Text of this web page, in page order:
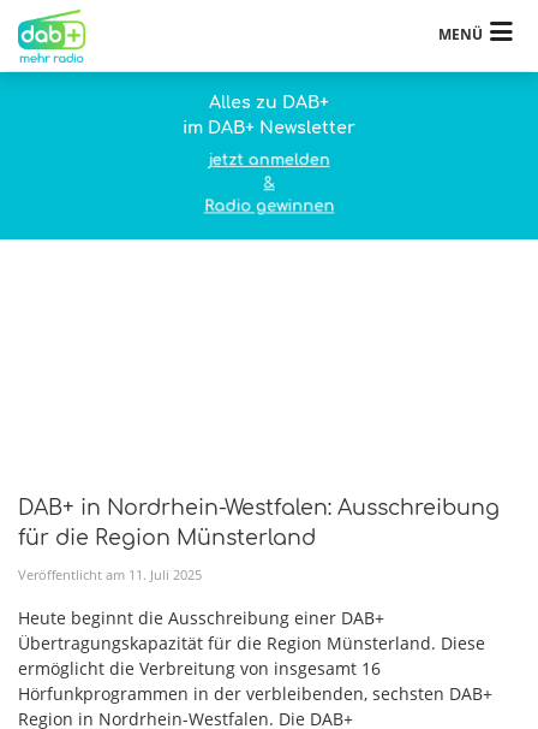
MENÜ
Alles zu DAB+
im DAB+ Newsletter
jetzt anmelden
&
Radio gewinnen
DAB+ in Nordrhein-Westfalen: Ausschreibung
für die Region Münsterland
Veröffentlicht am 11 . Juli 2025
Heute beginnt die Ausschreibung einer DAB+
Übertragungskapazität für die Region Münsterland. Diese
ermöglicht die Verbreitung von insgesamt 16
Hörfunkprogrammen in der verbleibenden, sechsten DAB+
Region in Nordrhein-Westfalen. Die DAB+